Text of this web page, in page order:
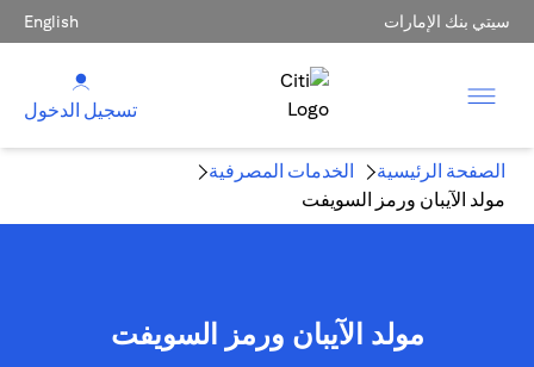
سيتي بنك الإمارات English
تسجيل الدخول
الصفحة الرئيسية
الخدمات المصرفية
مولد الآيبان ورمز السويفت
مولد الآيبان ورمز السويفت